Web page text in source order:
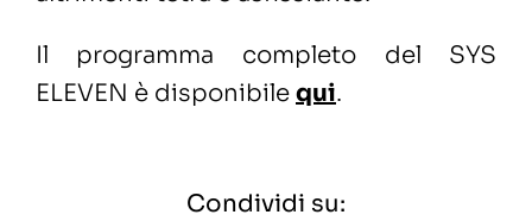
Il programma completo del SYS
ELEVEN è disponibile qui.
Condividi su: